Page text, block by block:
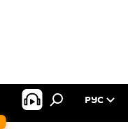
РУС